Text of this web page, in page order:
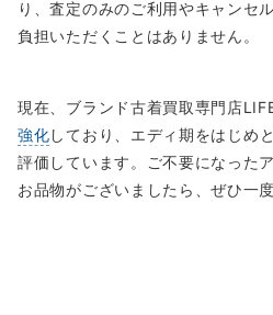
り、査定のみのご利用やキャンセ
負担いただくことはありません。
現在、ブランド古着買取専門店
強化しており、エディ期をはじめ
評価しています。ご不要になった
お品物がございましたら、ぜひ一